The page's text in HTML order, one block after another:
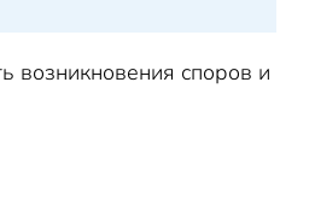
возникновения споров и